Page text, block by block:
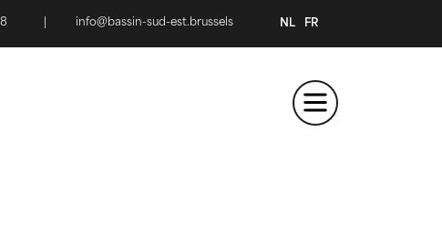
info@bassin-sud-est.brussels NL FR